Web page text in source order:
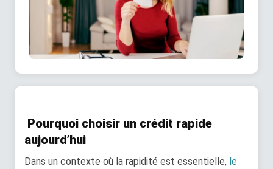
Pourquoi choisir un crédit rapide
aujourd’hui
Dans un contexte où la rapidité est essentielle, le